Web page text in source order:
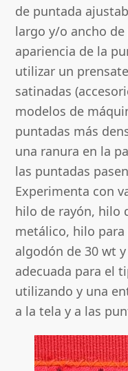
de puntada
largo y/o ancho
apariencia de la
utilizar un
satinadas
modelos de
puntadas más
una ranura en la
las puntadas
Experimenta con
hilo de rayón, hilo
metálico, hilo
algodón de 30 wt
adecuada para el
utilizando y una
a la tela y a las